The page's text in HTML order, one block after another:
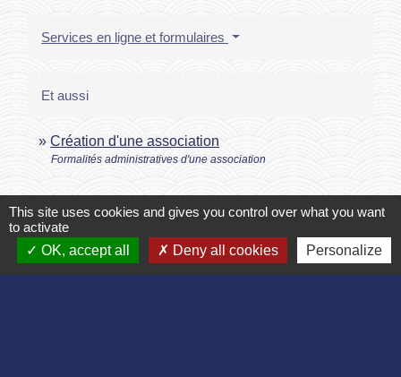
Services en ligne et formulaires
Et aussi
Création d'une association
Formalités administratives d'une association
Signaler une erreur sur cette page
This site uses cookies and gives you control over what you want
to activate
OK, accept all
Deny all cookies Personalize